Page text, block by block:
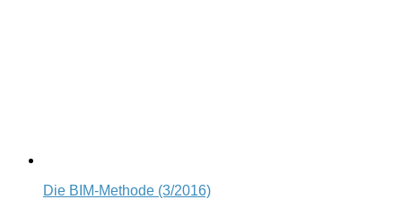
Die BIM-Methode (3/2016)